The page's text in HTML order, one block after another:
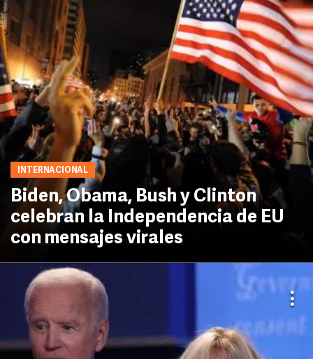
INTERNACIONAL
Biden, Obama, Bush y Clinton
celebran la Independencia de EU
con mensajes virales